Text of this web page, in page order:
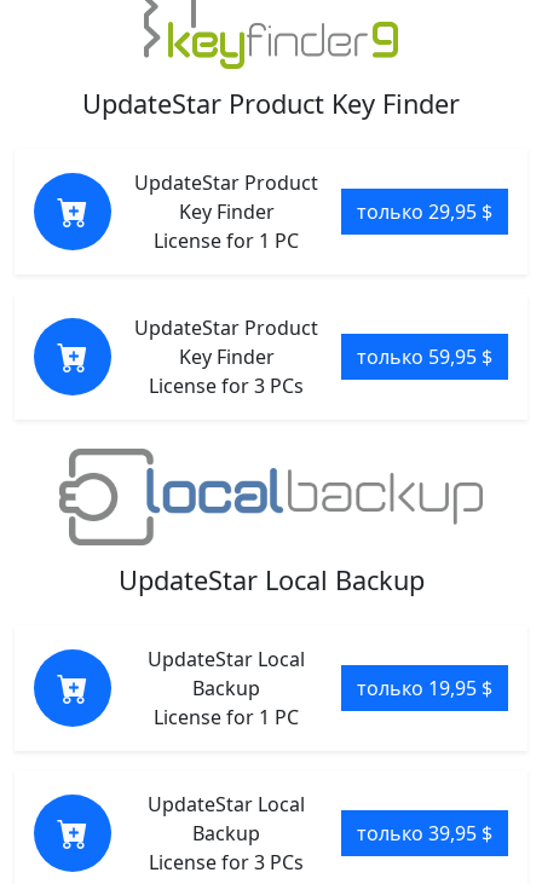
UpdateStar Product Key Finder
UpdateStar Product
Key Finder
License for 1 PC
только 29,95 $
UpdateStar Product
Key Finder
License for 3 PCs
только 59,95 $
UpdateStar Local Backup
UpdateStar Local
Backup
License for 1 PC
только 19,95 $
UpdateStar Local
Backup
License for 3 PCs
только 39,95 $